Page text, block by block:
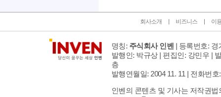
회사소개 비즈니스 이
명칭: 주식회사 인벤 | 등록번호: 경
발행인: 박규상 | 편집인: 강민우 |
층
발행연월일: 2004 11. 11 | 전화번호
인벤의 콘텐츠 및 기사는 저작권